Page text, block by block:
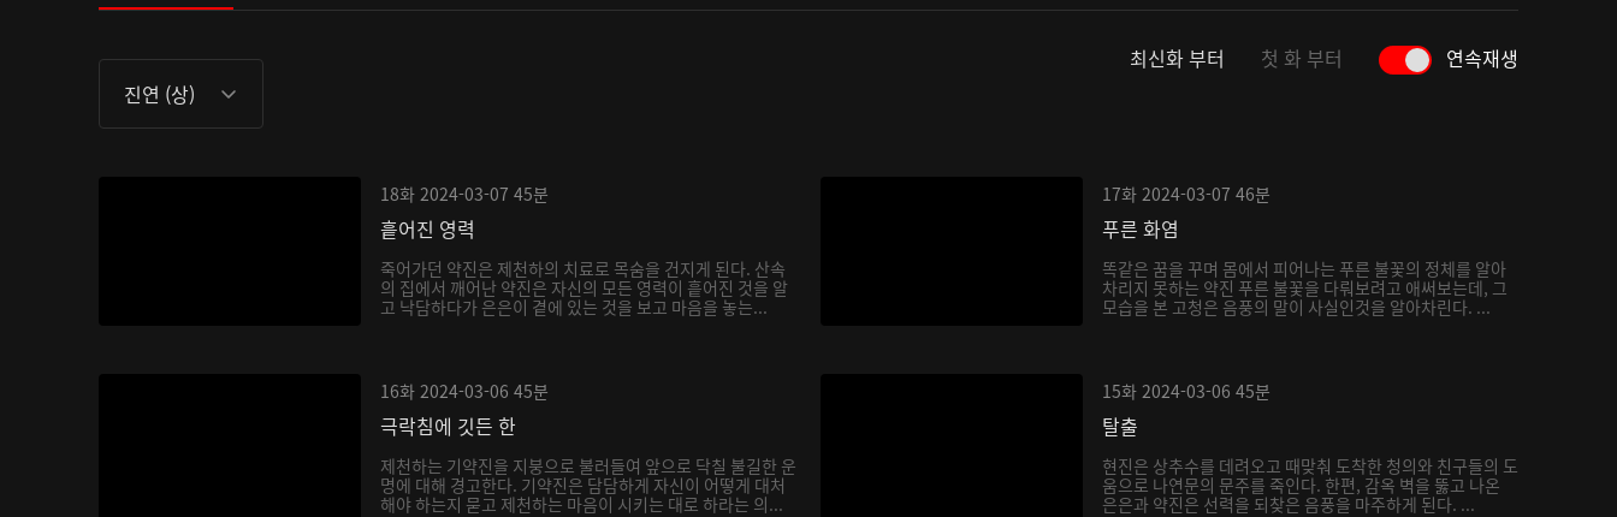
진연 (상)
최신화 부터 첫 화 부터 연속재생
18화 2024-03-07 45분
흩어진 영력
죽어가던 약진은 제천하의 치료로 목숨을 건지게 된다. 산속
의 집에서 깨어난 약진은 자신의 모든 영력이 흩어진 것을 알
고 낙담하다가 은은이 곁에 있는 것을 보고 마음을 놓는...
17화 2024-03-07 46분
푸른 화염
똑같은 꿈을 꾸며 몸에서 피어나는 푸른 불꽃의 정체를 알아
차리지 못하는 약진 푸른 불꽃을 다뤄보려고 애써보는데, 그
모습을 본 고청은 음풍의 말이 사실인것을 알아차린다. ...
16화 2024-03-06 45분
극락침에 깃든 한
제천하는 기약진을 지붕으로 불러들여 앞으로 닥칠 불길한 운
명에 대해 경고한다. 기약진은 담담하게 자신이 어떻게 대처
해야 하는지 묻고 제천하는 마음이 시키는 대로 하라는 의...
15화 2024-03-06 45분
탈출
현진은 상추수를 데려오고 때맞춰 도착한 청의와 친구들의 도
움으로 나연문의 문주를 죽인다. 한편, 감옥 벽을 뚫고 나온
은은과 약진은 선력을 되찾은 음풍을 마주하게 된다. ...